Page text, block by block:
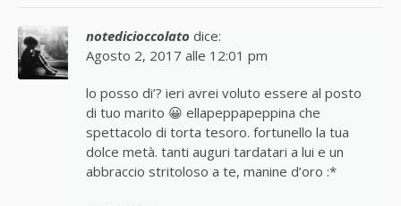
notedicioccolato dice:
Agosto 2, 2017 alle 12:01 pm
lo posso di’? ieri avrei voluto essere al posto
di tuo marito 😀 ellapeppapeppina che
spettacolo di torta tesoro. fortunello la tua
dolce metà. tanti auguri tardatari a lui e un
abbraccio stritoloso a te, manine d’oro :*